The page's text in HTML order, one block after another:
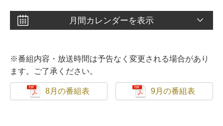
月間カレンダーを表示
※番組内容・放送時間は予告なく変更される場合があり
ます。ご了承ください。
8月の番組表 9月の番組表